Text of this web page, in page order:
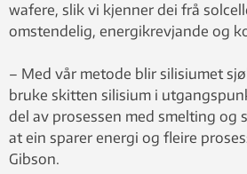
wafere, slik vi kjenner dei frå
omstendelig, energikrevjande og
– Med vår metode blir silisiumet
bruke skitten silisium i
del av prosessen med smelting og
at ein sparer energi og fleire
Gibson.